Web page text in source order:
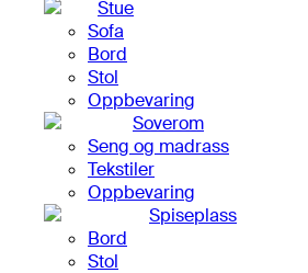
Stue
Sofa
Bord
Stol
Oppbevaring
Soverom
Seng og madrass
Tekstiler
Oppbevaring
Spiseplass
Bord
Stol